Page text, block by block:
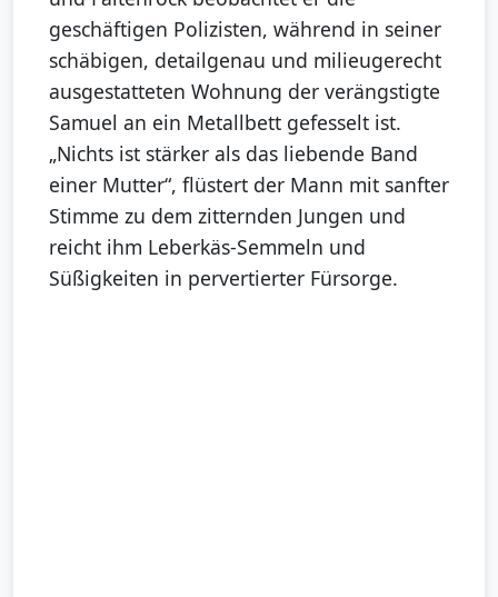
geschäftigen Polizisten, während in seiner
schäbigen, detailgenau und milieugerecht
ausgestatteten Wohnung der verängstigte
Samuel an ein Metallbett gefesselt ist.
„Nichts ist stärker als das liebende Band
einer Mutter“, flüstert der Mann mit sanfter
Stimme zu dem zitternden Jungen und
reicht ihm Leberkäs-Semmeln und
Süßigkeiten in pervertierter Fürsorge.